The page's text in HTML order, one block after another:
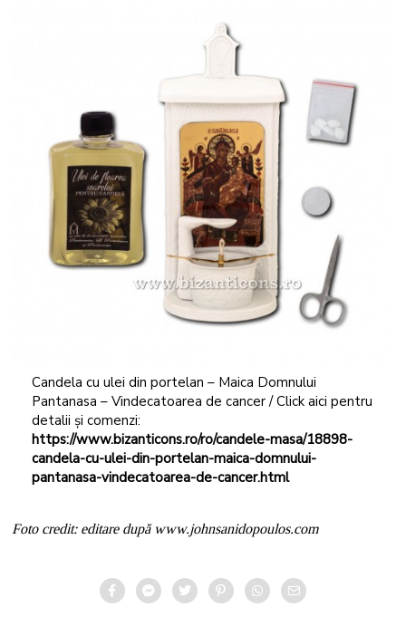
Candela cu ulei din portelan – Maica Domnului
Pantanasa – Vindecatoarea de cancer / Click aici pentru
detalii și comenzi:
https://www.bizanticons.ro/ro/candele-masa/18898-
candela-cu-ulei-din-portelan-maica-domnului-
pantanasa-vindecatoarea-de-cancer.html
Foto credit: editare după www.johnsanidopoulos.com